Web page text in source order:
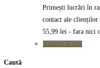
Primești lucrări în
contact ale clienților
55,99 lei - fara nici
Adaugă în coș
Caută